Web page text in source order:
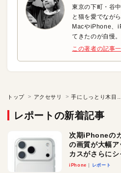
東京の下町・谷
と猫を愛でなが
MacやiPhone、
てきたのが自慢。
この著者の記事
トップ アクセサリ
レポートの新着記事
次期iPhoneの
の画質が大幅
カスがさらにシ
iPhone レポート